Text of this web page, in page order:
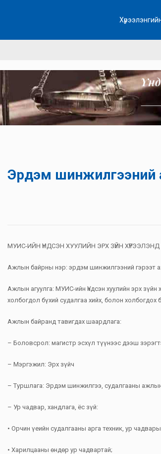
Эрдэм шинжилгээний
МУИС-ИЙН ҮНДСЭН ХУУЛИЙН ЭРХ ЗҮЙН
Ажлын байрны нэр: эрдэм шинжилгээний гэрээт
Ажлын агуулга: МУИС-ийн Үндсэн хуулийн эрх зүйн
холбогдол бүхий судалгаа хийх, болон холбогдох
Ажлын байранд тавигдах шаардлага:
– Боловсрол: магистр эсхүл түүнээс дээш
– Мэргэжил: Эрх зүйч
– Туршлага: Эрдэм шинжилгээ, судалгааны
– Ур чадвар, хандлага, ёс зүй:
• Орчин үеийн судалгааны арга техник, ур
• Харилцааны өндөр ур чадвартай;